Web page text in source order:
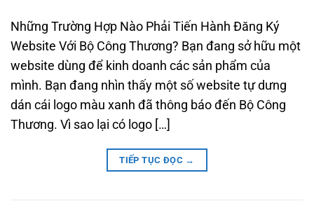
Những Trường Hợp Nào Phải Tiến Hành Đăng Ký
Website Với Bộ Công Thương? Bạn đang sở hữu một
website dùng để kinh doanh các sản phẩm của
mình. Bạn đang nhìn thấy một số website tự dưng
dán cái logo màu xanh đã thông báo đến Bộ Công
Thương. Vì sao lại có logo […]
TIẾP TỤC ĐỌC →